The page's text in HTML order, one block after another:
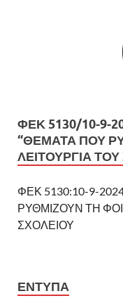
ΦΕΚ 5130/10-9-
“ΘΕΜΑΤΑ ΠΟΥ
ΛΕΙΤΟΥΡΓΙΑ
ΦΕΚ 5130:10-9-
ΡΥΘΜΙΖΟΥΝ ΤΗ
ΣΧΟΛΕΙΟΥ
ΕΝΤΥΠΑ